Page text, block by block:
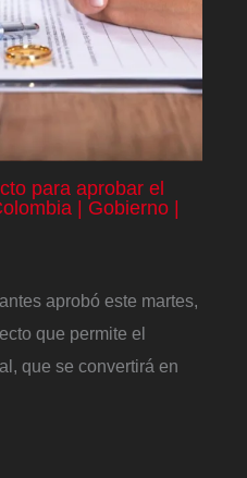
para aprobar el
| Gobierno |
aprobó este martes,
que permite el
que se convertirá en